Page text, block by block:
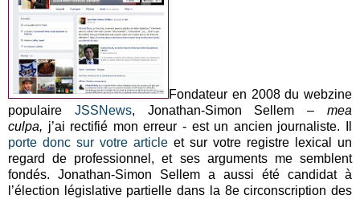
Fondateur en 2008 du webzine
populaire JSSNews, Jonathan-Simon Sellem –mea
culpa, j’ai rectifié mon erreur - est un ancien journaliste. Il
porte donc sur votre article et sur votre registre lexical un
regard de professionnel, et ses arguments me semblent
fondés. Jonathan-Simon Sellem a aussi été candidat à
l’élection législative partielle dans la 8e circonscription des